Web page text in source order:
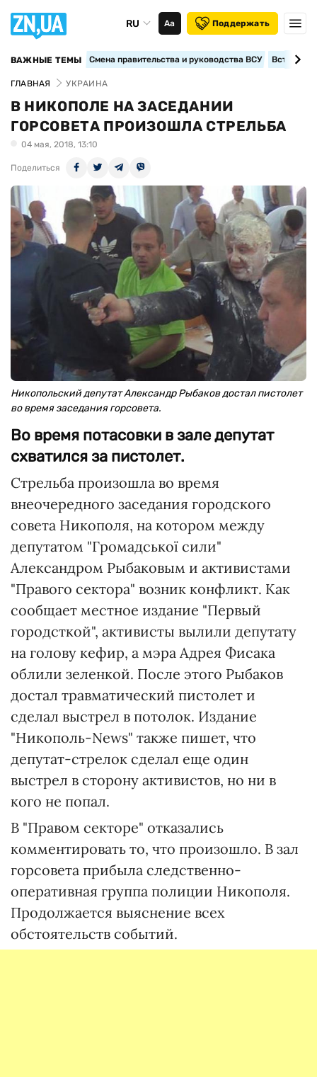
RU Аа Поддержать
ВАЖНЫЕ ТЕМЫ Смена правительства и руководства ВСУ
ГЛАВНАЯ УКРАИНА
В НИКОПОЛЕ НА ЗАСЕДАНИИ
ГОРСОВЕТА ПРОИЗОШЛА СТРЕЛЬБА
04 мая, 2018, 13:10
Поделиться
Никопольский депутат Александр Рыбаков достал пистолет
во время заседания горсовета.
Во время потасовки в зале депутат
схватился за пистолет.
Стрельба произошла во время
внеочередного заседания городского
совета Никополя, на котором между
депутатом "Громадської сили"
Александром Рыбаковым и активистами
"Правого сектора" возник конфликт. Как
сообщает местное издание "Первый
городсткой", активисты вылили депутату
на голову кефир, а мэра Адрея Фисака
облили зеленкой. После этого Рыбаков
достал травматический пистолет и
сделал выстрел в потолок. Издание
"Никополь-News" также пишет, что
депутат-стрелок сделал еще один
выстрел в сторону активистов, но ни в
кого не попал.
В "Правом секторе" отказались
комментировать то, что произошло. В зал
горсовета прибыла следственно-
оперативная группа полиции Никополя.
Продолжается выяснение всех
обстоятельств событий.